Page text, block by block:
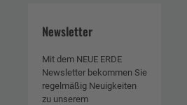
Newsletter
Mit dem NEUE ERDE
Newsletter bekommen Sie
regelmäßig Neuigkeiten
zu unserem